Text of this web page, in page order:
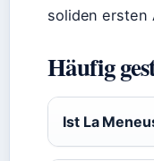
soliden ersten
Häufig
Ist La